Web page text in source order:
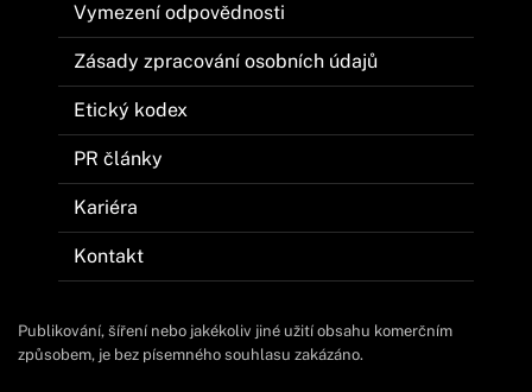
Vymezení odpovědnosti
Zásady zpracování osobních údajů
Etický kodex
PR články
Kariéra
Kontakt
Publikování, šíření nebo jakékoliv jiné užití obsahu komerčním
způsobem, je bez písemného souhlasu zakázáno.